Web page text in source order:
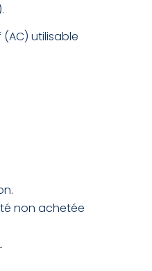
utilisable
non achetée